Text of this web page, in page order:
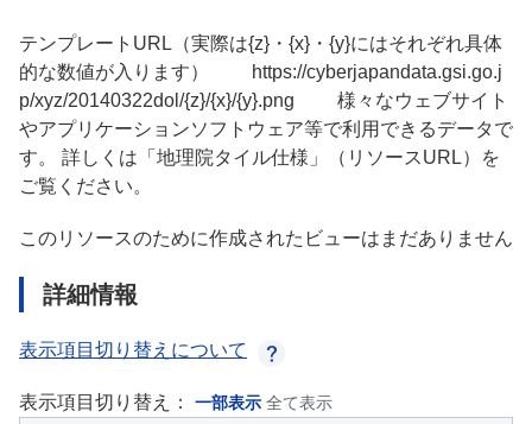
テンプレートURL（実際は{z}・{x}・{y}にはそれぞれ具体
的な数値が入ります） https://cyberjapandata.gsi.go.j
p/xyz/20140322dol/{z}/{x}/{y}.png 様々なウェブサイト
やアプリケーションソフトウェア等で利用できるデータで
す。 詳しくは「地理院タイル仕様」（リソースURL）を
ご覧ください。
このリソースのために作成されたビューはまだありません
詳細情報
表示項目切り替えについて
表示項目切り替え： 一部表示 全て表示